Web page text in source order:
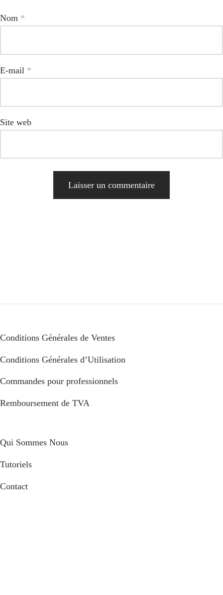
Nom *
E-mail *
Site web
Conditions Générales de Ventes
Conditions Générales d’Utilisation
Commandes pour professionnels
Remboursement de TVA
Qui Sommes Nous
Tutoriels
Contact